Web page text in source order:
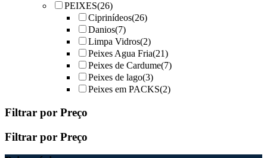
PEIXES(26)
Ciprinídeos(26)
Danios(7)
Limpa Vidros(2)
Peixes Agua Fria(21)
Peixes de Cardume(7)
Peixes de lago(3)
Peixes em PACKS(2)
Filtrar por Preço
Filtrar por Preço